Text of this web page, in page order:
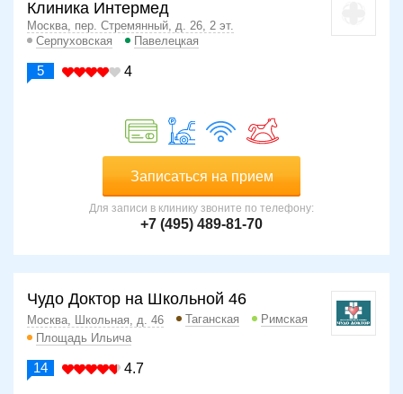
Клиника Интермед
Москва, пер. Стремянный, д. 26, 2 эт.
Серпуховская
Павелецкая
5 4
Записаться на прием
Для записи в клинику звоните по телефону:
+7 (495) 489-81-70
Чудо Доктор на Школьной 46
Москва, Школьная, д. 46 Таганская
Римская
Площадь Ильича
14 4.7